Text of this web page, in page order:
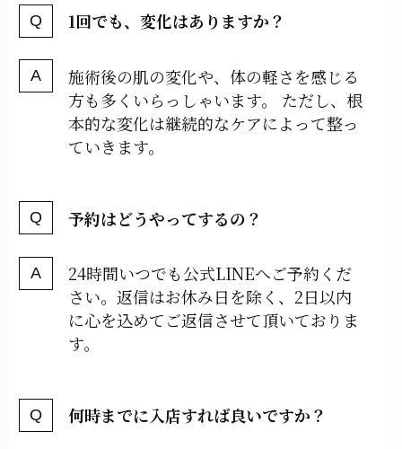
1回でも、変化はありますか？
施術後の肌の変化や、体の軽さを感じる
方も多くいらっしゃいます。 ただし、根
本的な変化は継続的なケアによって整っ
ていきます。
予約はどうやってするの？
24時間いつでも公式LINEへご予約くだ
さい。返信はお休み日を除く、2日以内
に心を込めてご返信させて頂いておりま
す。
何時までに入店すれば良いですか？